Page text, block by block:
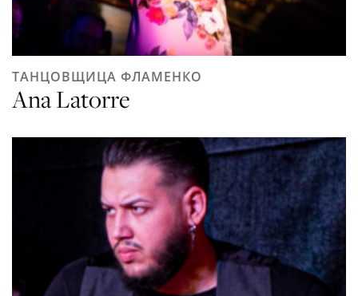
ТАНЦОВЩИЦА ФЛАМЕНКО
Ana Latorre